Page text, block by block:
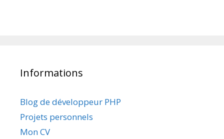
Informations
Blog de développeur PHP
Projets personnels
Mon CV